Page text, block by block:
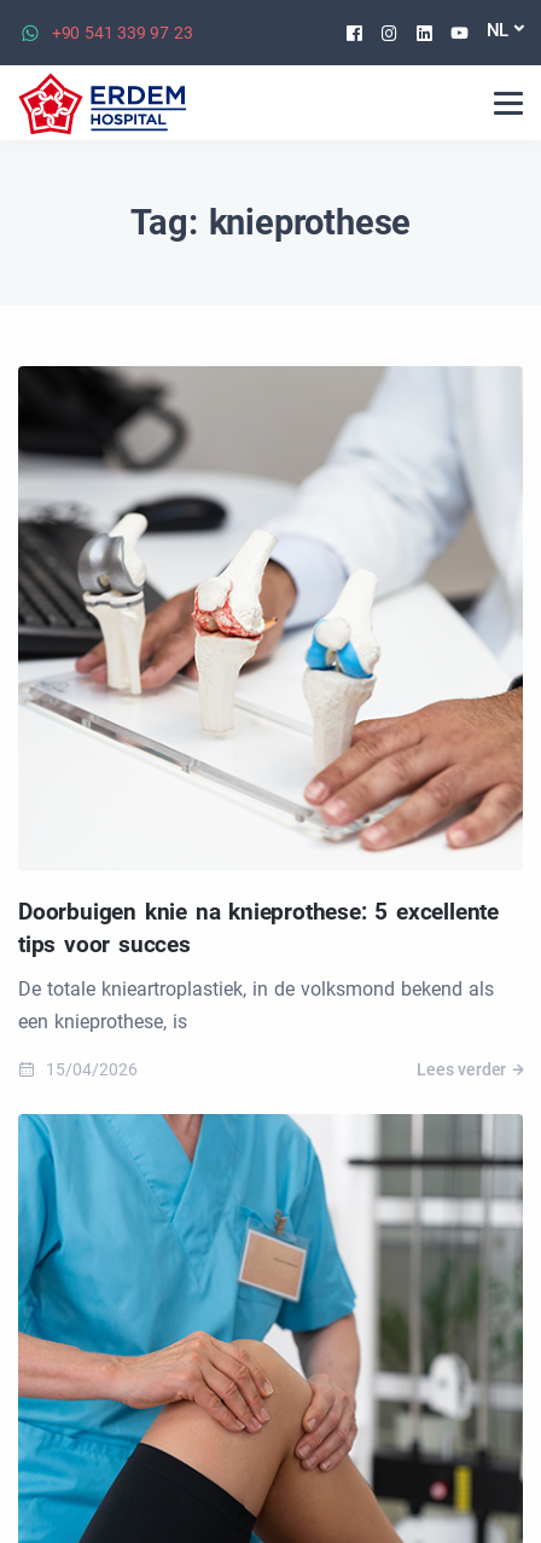
+90 541 339 97 23 Facebook
Instagram
Linkedin
NL
Tag: knieprothese
Doorbuigen knie na knieprothese: 5 excellente
tips voor succes
De totale knieartroplastiek, in de volksmond bekend als
een knieprothese, is
15/04/2026 Lees verder